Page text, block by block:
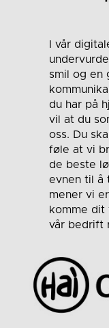
I vår
smil og en
du har på
vil at du
oss. Du
føle at vi
de beste
evnen til å
mener vi
komme dit
vår bedrift